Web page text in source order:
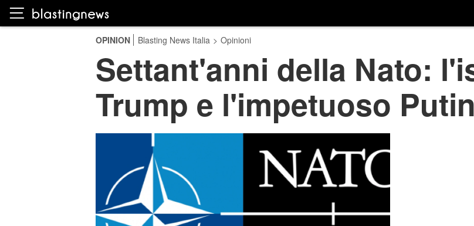
OPINION Blasting News Italia > Opinioni
Settant'anni della Nato:
Trump e l'impetuoso Putin